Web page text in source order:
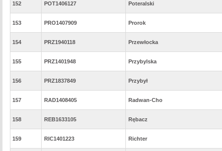
152 POT1406127 Poteralski
153 PRO1407909 Prorok
154 PRZ1940118 Przewłocka
155 PRZ1401948 Przybylska
156 PRZ1837849 Przybył
157 RAD1408405 Radwan-Cho
158 REB1633105 Rębacz
159 RIC1401223 Richter